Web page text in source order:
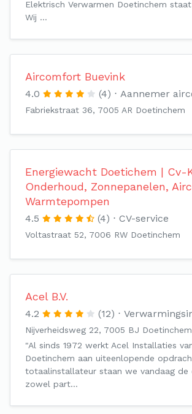
Elektrisch Verwarmen Doetinchem
Wij …
Aircomfort Buevink
4.0 (4) Aannemer
Fabriekstraat 36, 7005 AR Doetinchem
Energiewacht Doetichem | Cv-
Onderhoud, Zonnepanelen,
Warmtepompen
4.5 (4) CV-service
Voltastraat 52, 7006 RW Doetinchem
Acel B.V.
4.2 (12)
Nijverheidsweg 22, 7005 BJ Doetinchem
"Al sinds 1972 werkt Acel Installaties
Doetinchem aan uiteenlopende
totaalinstallateur staan we vandaag de
zowel part…